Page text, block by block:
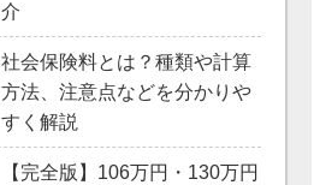
介
社会保険料とは？種類や計算
方法、注意点などを分かりや
すく解説
【完全版】106万円・130万円